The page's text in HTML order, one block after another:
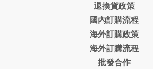
退換貨政策
國內訂購流程
海外訂購政策
海外訂購流程
批發合作